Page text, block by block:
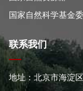
国家自然科学基金
联系我们
地址：北京市海淀